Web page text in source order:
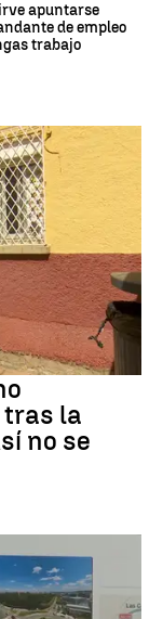
apuntarse
de empleo
trabajo
la
no se